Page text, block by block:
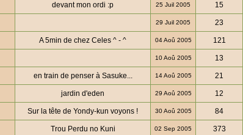
devant mon ordi :p 25 Juil 2005 15
29 Juil 2005 23
A 5min de chez Celes ^ - ^ 04 Aoû 2005 121
10 Aoû 2005 13
en train de penser à Sasuke... 14 Aoû 2005 21
jardin d'eden 29 Aoû 2005 12
Sur la tête de Yondy-kun voyons ! 30 Aoû 2005 84
Trou Perdu no Kuni 02 Sep 2005 373